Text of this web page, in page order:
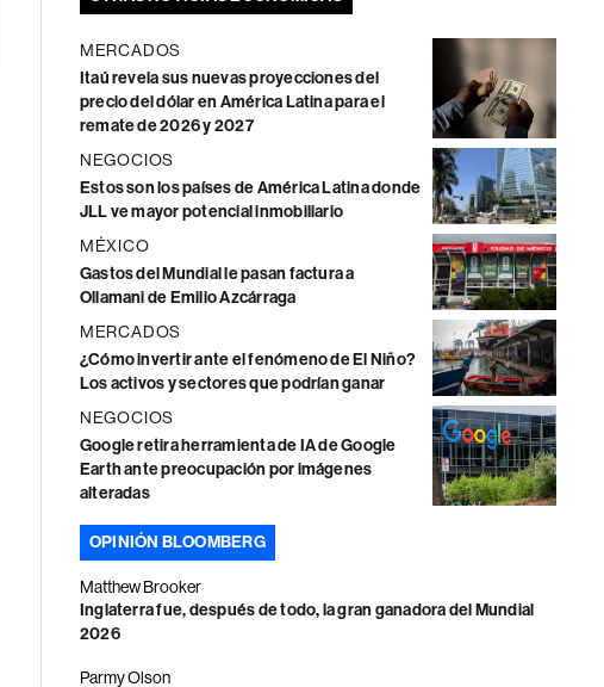
MERCADOS
Itaú revela sus nuevas proyecciones del
precio del dólar en América Latina para el
remate de 2026 y 2027
NEGOCIOS
Estos son los países de América Latina donde
JLL ve mayor potencial inmobiliario
MÉXICO
Gastos del Mundial le pasan factura a
Ollamani de Emilio Azcárraga
MERCADOS
¿Cómo invertir ante el fenómeno de El Niño?
Los activos y sectores que podrían ganar
NEGOCIOS
Google retira herramienta de IA de Google
Earth ante preocupación por imágenes
alteradas
OPINIÓN BLOOMBERG
Matthew Brooker
Inglaterra fue, después de todo, la gran ganadora del Mundial
2026
Parmy Olson